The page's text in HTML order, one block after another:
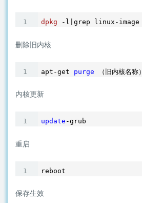
dpkg -l|grep linux-image
删除旧内核
apt-get purge （旧内核名称）
内核更新
update -grub
重启
reboot
保存生效